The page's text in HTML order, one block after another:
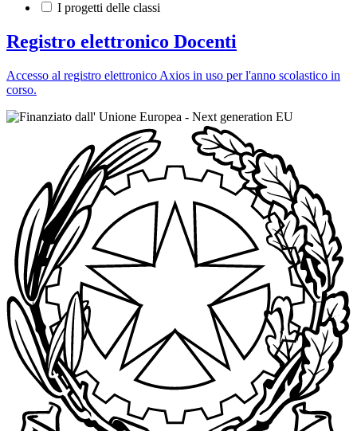
I progetti delle classi
Registro elettronico Docenti
Accesso al registro elettronico Axios in uso per l'anno scolastico in
corso.